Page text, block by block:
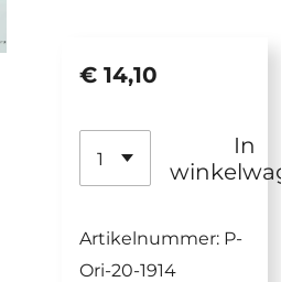
€ 14,10
In
Artikelnummer: P-
Ori-20-1914